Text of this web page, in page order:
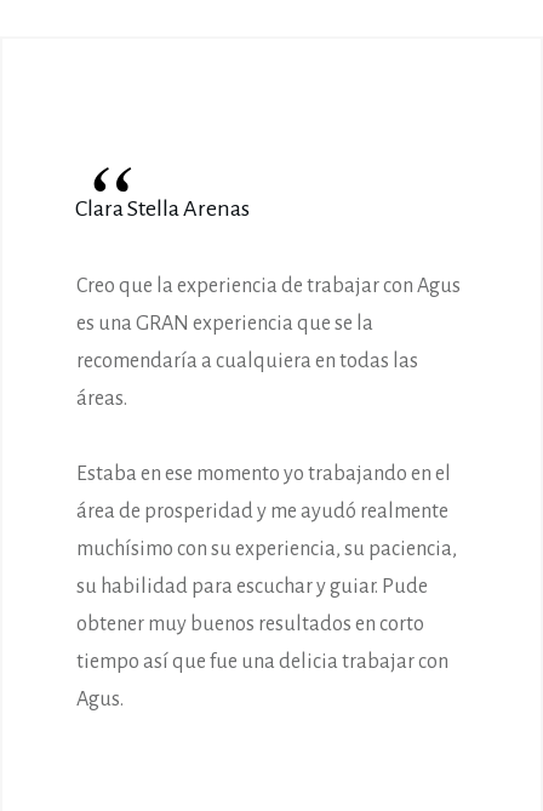
“
Clara Stella Arenas
Creo que la experiencia de trabajar con Agus
es una GRAN experiencia que se la
recomendaría a cualquiera en todas las
áreas.
Estaba en ese momento yo trabajando en el
área de prosperidad y me ayudó realmente
muchísimo con su experiencia, su paciencia,
su habilidad para escuchar y guiar. Pude
obtener muy buenos resultados en corto
tiempo así que fue una delicia trabajar con
Agus.